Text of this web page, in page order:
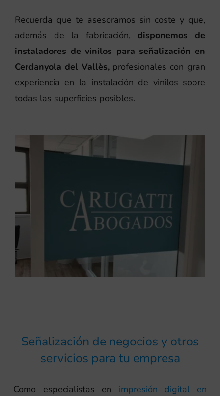
Recuerda que te asesoramos sin coste y que,
además de la fabricación, disponemos de
instaladores de vinilos para señalización en
Cerdanyola del Vallès,profesionales con gran
experiencia en la instalación de vinilos sobre
todas las superficies posibles.
Señalización de negocios y otros
servicios para tu empresa
Como especialistas en impresión digital en